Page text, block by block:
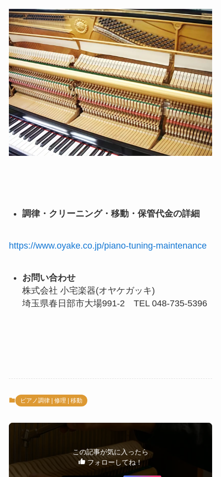
調律・クリーニング・移動・保管代金の詳細
https://www.oyake.co.jp/piano-tuning-maintenance
お問い合わせ
株式会社 小宅楽器(オヤケガッキ)
埼玉県春日部市大場991‐2 TEL 048‐735-5396
ピアノ調律 | 修理 | 移動
この記事が気に入ったら
フォローしてね！